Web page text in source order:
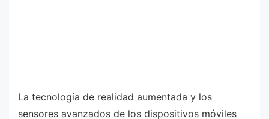
La tecnología de realidad aumentada y los
sensores avanzados de los dispositivos móviles